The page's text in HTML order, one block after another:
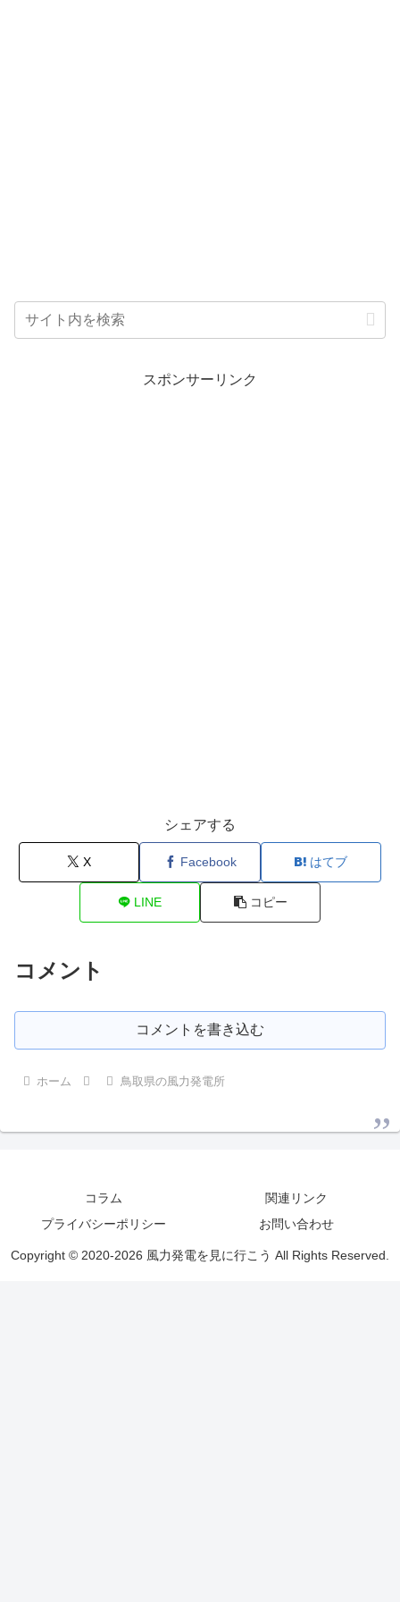
スポンサーリンク
シェアする
X Facebook はてブ
LINE コピー
コメント
コメントを書き込む
ホーム 鳥取県の風力発電所
コラム
関連リンク
プライバシーポリシー
お問い合わせ
Copyright © 2020-2026 風力発電を見に行こう All Rights Reserved.